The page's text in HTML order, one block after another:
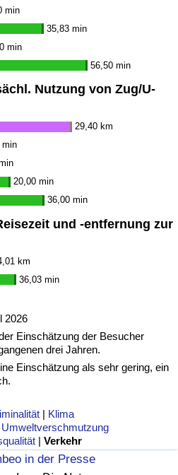
min
35,83 min
min
56,50 min
Nutzung von Zug/U-
29,40 km
min
20,00 min
36,00 min
und -entfernung zur
km
36,03 min
2026
Einschätzung der Besucher
drei Jahren.
Einschätzung als sehr gering, ein
| Klima
Umweltverschmutzung
|Verkehr
in der Presse